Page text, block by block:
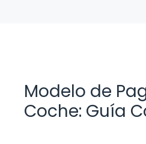
Modelo de
Coche: Guía